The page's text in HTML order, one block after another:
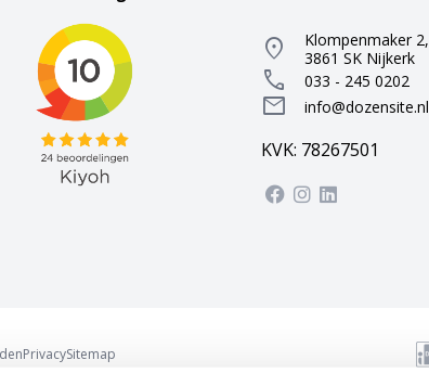
location_on
Klompenmaker 2,
3861 SK Nijkerk
call 033 - 245 0202
mail info@dozensite.nl
KVK: 78267501
PrivacySitemap